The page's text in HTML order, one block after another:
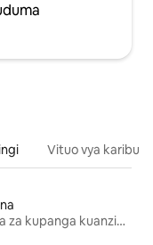
Vituo vya karibu
Nyumba za kupanga kuanzia mwezi mmoja